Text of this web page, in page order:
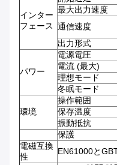
インター
フェース
最大出力速度
通信速度
出力形式
パワー
電源電圧
電流 (最大)
理想モード
冬眠モード
環境
操作範囲
保存温度
振動抵抗
保護
電磁互換
性
EN61000と